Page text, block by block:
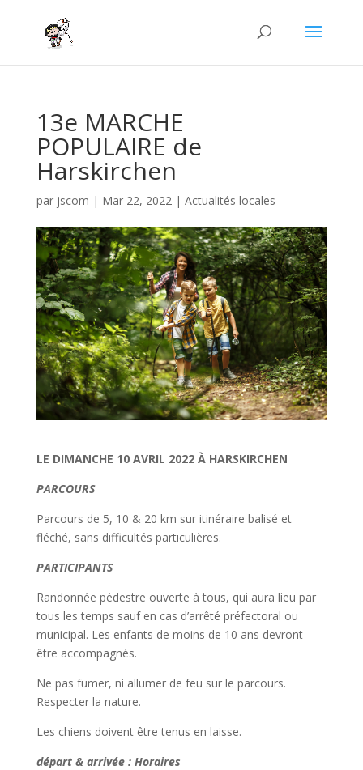
13e MARCHE
POPULAIRE de
Harskirchen
par jscom | Mar 22, 2022| Actualités locales
LE DIMANCHE 10 AVRIL 2022 À HARSKIRCHEN
PARCOURS
Parcours de 5, 10 & 20 km sur itinéraire balisé et
fléché, sans difficultés particulières.
PARTICIPANTS
Randonnée pédestre ouverte à tous, qui aura lieu par
tous les temps sauf en cas d’arrêté préfectoral ou
municipal. Les enfants de moins de 10 ans devront
être accompagnés.
Ne pas fumer, ni allumer de feu sur le parcours.
Respecter la nature.
Les chiens doivent être tenus en laisse.
départ & arrivée : Horaires